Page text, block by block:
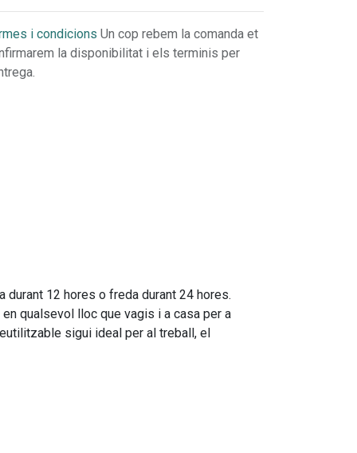
i condicions Un cop rebem la comanda et
la disponibilitat i els terminis per
durant 12 hores o freda durant 24 hores.
qualsevol lloc que vagis i a casa per a
sigui ideal per al treball, el